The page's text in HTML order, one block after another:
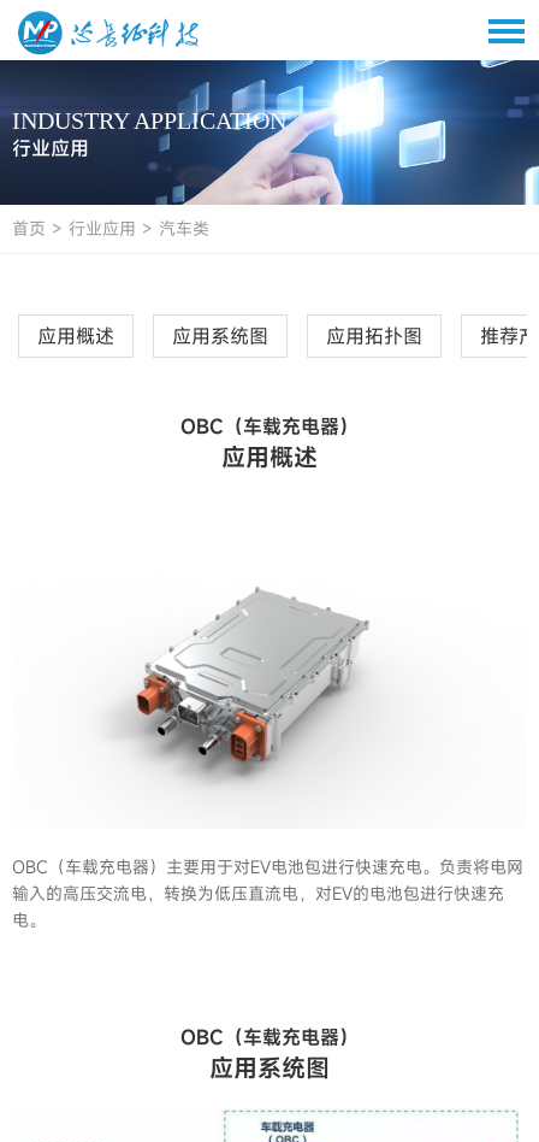
INDUSTRY APPLICATION
行业应用
首页 > 行业应用 > 汽车类
应用概述 应用系统图 应用拓扑图 推荐
OBC（车载充电器）
应用概述
OBC（车载充电器）主要用于对EV电池包进行快速充电。负责将电网
输入的高压交流电，转换为低压直流电，对EV的电池包进行快速充
电。
OBC（车载充电器）
应用系统图